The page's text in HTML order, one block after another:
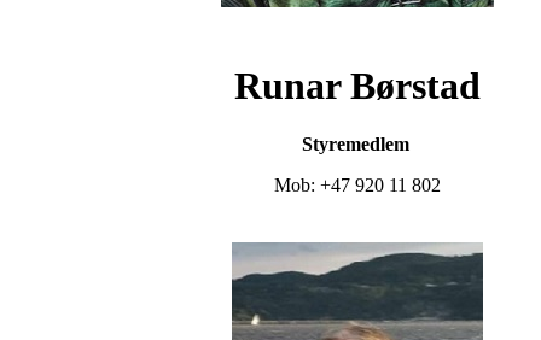
Runar Børstad
Styremedlem
Mob: +47 920 11 802